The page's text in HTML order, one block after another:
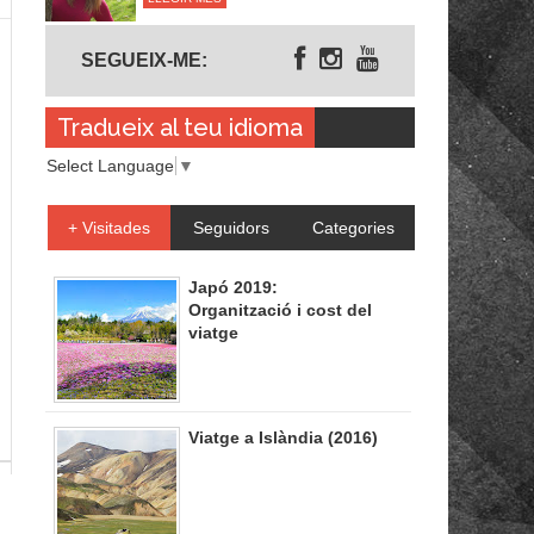
SEGUEIX-ME:
Tradueix al teu idioma
Select Language ▼
+ Visitades Seguidors Categories
Japó 2019:
Organització i cost del
viatge
Viatge a Islàndia (2016)